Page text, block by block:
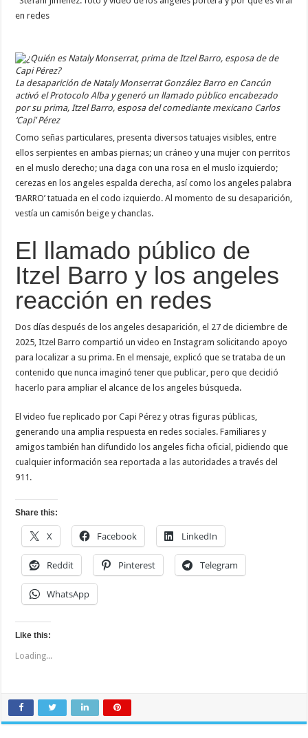
en redes
La desaparición de Nataly Monserrat González Barro en Cancún
activó el Protocolo Alba y generó un llamado público encabezado
por su prima, Itzel Barro, esposa del comediante mexicano Carlos
‘Capi’ Pérez
Como señas particulares, presenta diversos tatuajes visibles, entre
ellos serpientes en ambas piernas; un cráneo y una mujer con perritos
en el muslo derecho; una daga con una rosa en el muslo izquierdo;
cerezas en los angeles espalda derecha, así como los angeles palabra
‘BARRO’ tatuada en el codo izquierdo. Al momento de su desaparición,
vestía un camisón beige y chanclas.
El llamado público de
Itzel Barro y los angeles
reacción en redes
Dos días después de los angeles desaparición, el 27 de diciembre de
2025, Itzel Barro compartió un video en Instagram solicitando apoyo
para localizar a su prima. En el mensaje, explicó que se trataba de un
contenido que nunca imaginó tener que publicar, pero que decidió
hacerlo para ampliar el alcance de los angeles búsqueda.
El video fue replicado por Capi Pérez y otras figuras públicas,
generando una amplia respuesta en redes sociales. Familiares y
amigos también han difundido los angeles ficha oficial, pidiendo que
cualquier información sea reportada a las autoridades a través del
911.
Share this:
X Facebook LinkedIn
Reddit Pinterest Telegram
WhatsApp
Like this:
Loading...